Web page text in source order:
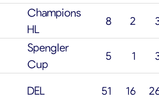
Champions
HL
8 2
Spengler
Cup
5 1
DEL 51 16